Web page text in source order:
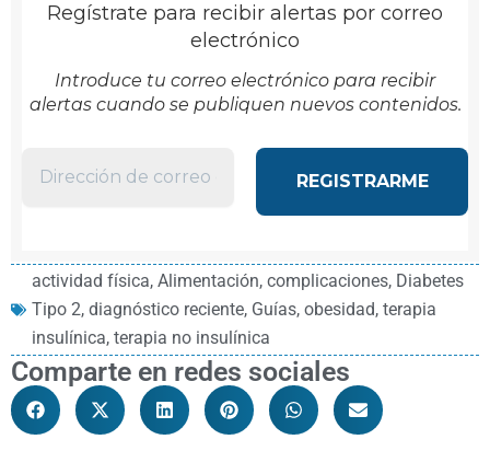
Regístrate para recibir alertas por correo
electrónico
Introduce tu correo electrónico para recibir
alertas cuando se publiquen nuevos contenidos.
actividad física, Alimentación, complicaciones, Diabetes
Tipo 2, diagnóstico reciente, Guías, obesidad, terapia
insulínica, terapia no insulínica
Comparte en redes sociales